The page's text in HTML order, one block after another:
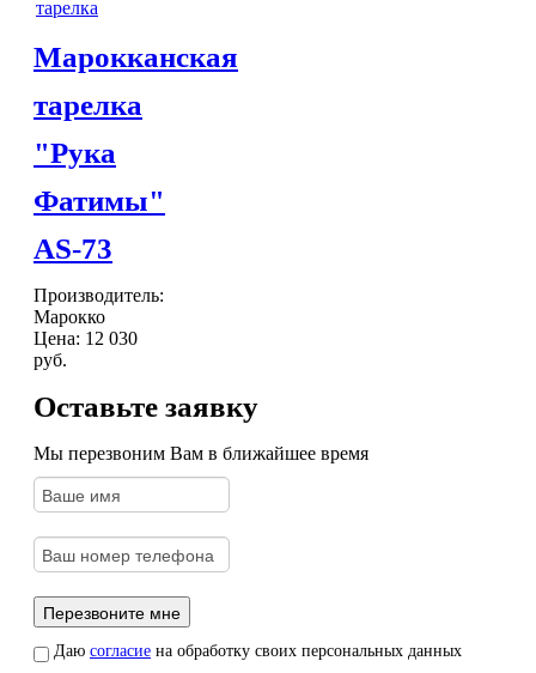
Шерстяные
Тажины
Сахарницы, конфетницы,
КОНТАКТЫ
Марокканская
тарелка
"Рука
Фатимы"
AS-73
Производитель:
Марокко
Цена: 12 030
руб.
Оставьте заявку
Мы перезвоним Вам в ближайшее время
Даю согласие на обработку своих персональных данных